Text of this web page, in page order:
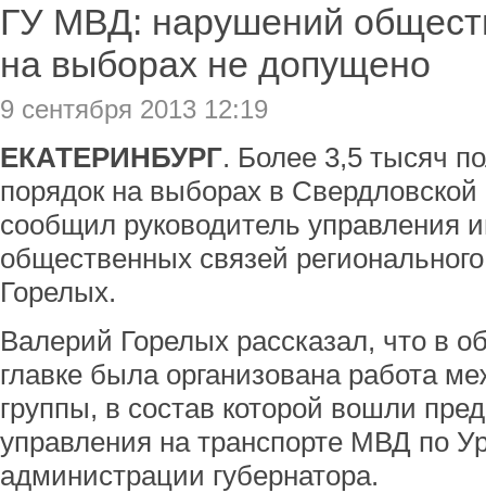
ГУ МВД: нарушений
на выборах не допущено
9 сентября 2013 12:19
ЕКАТЕРИНБУРГ. Более 3,5 тысяч
порядок на выборах в
сообщил руководитель управления
общественных связей
Горелых.
Валерий Горелых рассказал, что в
главке была организована работа
группы, в состав которой вошли
управления на транспорте МВД
администрации губернатора.